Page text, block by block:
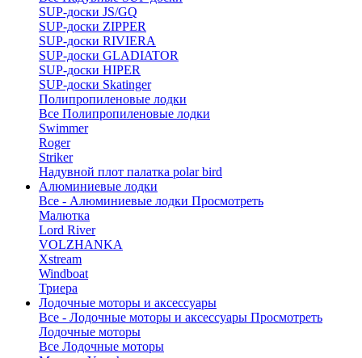
SUP-доски JS/GQ
SUP-доски ZIPPER
SUP-доски RIVIERA
SUP-доски GLADIATOR
SUP-доски HIPER
SUP-доски Skatinger
Полипропиленовые лодки
Все Полипропиленовые лодки
Swimmer
Roger
Striker
Надувной плот палатка polar bird
Алюминиевые лодки
Все - Алюминиевые лодки Просмотреть
Малютка
Lord River
VOLZHANKA
Xstream
Windboat
Триера
Лодочные моторы и аксессуары
Все - Лодочные моторы и аксессуары Просмотреть
Лодочные моторы
Все Лодочные моторы